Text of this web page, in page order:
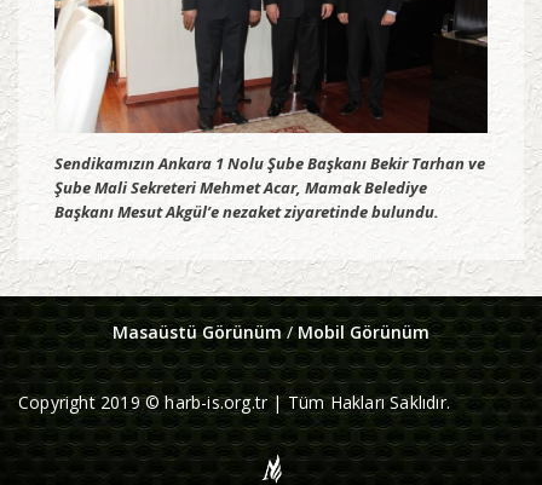
Sendikamızın Ankara 1 Nolu Şube Başkanı Bekir Tarhan ve
Şube Mali Sekreteri Mehmet Acar, Mamak Belediye
Başkanı Mesut Akgül’e nezaket ziyaretinde bulundu.
Masaüstü Görünüm/ Mobil Görünüm
Copyright 2019 © harb-is.org.tr | Tüm Hakları Saklıdır.